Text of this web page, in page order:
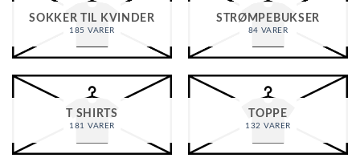
SOKKER TIL KVINDER
185 VARER
STRØMPEBUKSER
84 VARER
T SHIRTS
181 VARER
TOPPE
132 VARER